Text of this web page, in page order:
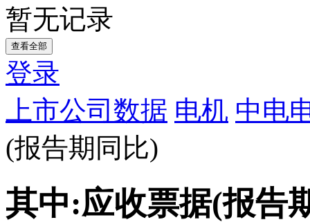
暂无记录
查看全部
登录
上市公司数据 电机 中电
(报告期同比)
其中:应收票据(报告